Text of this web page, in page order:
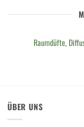
Raumdüfte,
ÜBER UNS